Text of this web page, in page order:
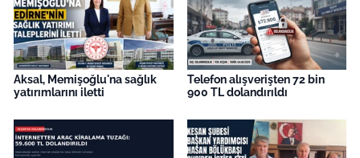
Aksal, Memişoğlu'na sağlık
yatırımlarını iletti
Telefon alışverişten 72 bin
900 TL dolandırıldı
Genel-A
Gündem-Eğitim